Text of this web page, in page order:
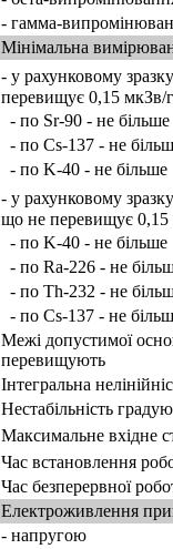
- гамма-
Мінімальна
- у рахунковому
перевищує 0,15 мкЗв/
- по Sr-90 - не більше
- по Cs-137 - не
- по K-40 - не більше
- у рахунковому
що не перевищує 0,15
- по K-40 - не більше
- по Ra-226 - не
- по Th-232 - не
- по Cs-137 - не
Межі допустимої
перевищують
Інтегральна
Нестабільність
Максимальне вхідне
Час встановлення
Час безперервної
Електроживлення
- напругою